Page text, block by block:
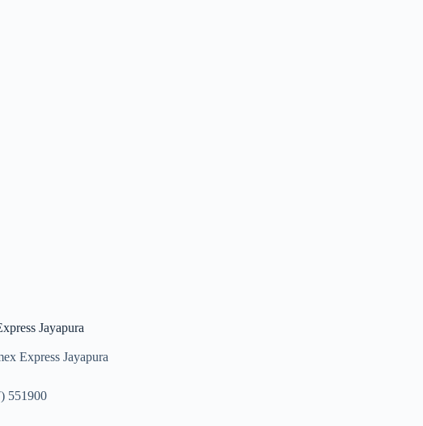
Jayapura
Express Jayapura
551900